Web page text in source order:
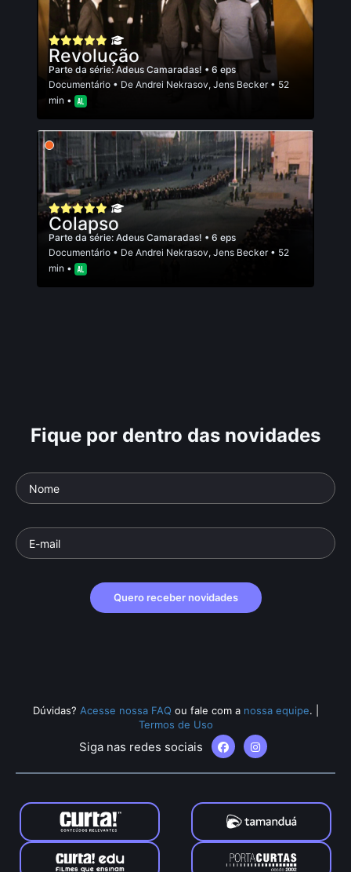
Revolução
Parte da série:Adeus Camaradas! • 6 eps
Documentário • De Andrei Nekrasov, Jens Becker• 52
min •
Colapso
Parte da série: Adeus Camaradas! • 6 eps
Documentário • De Andrei Nekrasov, Jens Becker• 52
min •
Fique por dentro das novidades
Quero receber novidades
Dúvidas? Acesse nossa FAQ ou fale com a nossa equipe.
Termos de Uso
Siga nas redes sociais